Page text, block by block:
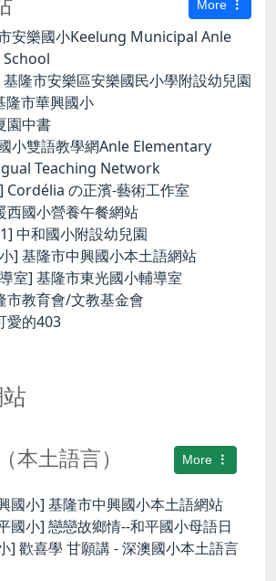
More
安樂國小Keelung Municipal Anle
基隆市安樂區安樂國民小學附設幼兒園
市華興國小
園中書
小雙語教學網Anle Elementary
Teaching Network
Cordélia の正濱-藝術工作室
西國小營養午餐網站
中和國小附設幼兒園
] 基隆市中興國小本土語網站
室] 基隆市東光國小輔導室
市教育會/文教基金會
愛的403
More
本土語言）
國小] 基隆市中興國小本土語網站
國小] 戀戀故鄉情--和平國小母語日
] 歡喜學 甘願講 - 深澳國小本土語言